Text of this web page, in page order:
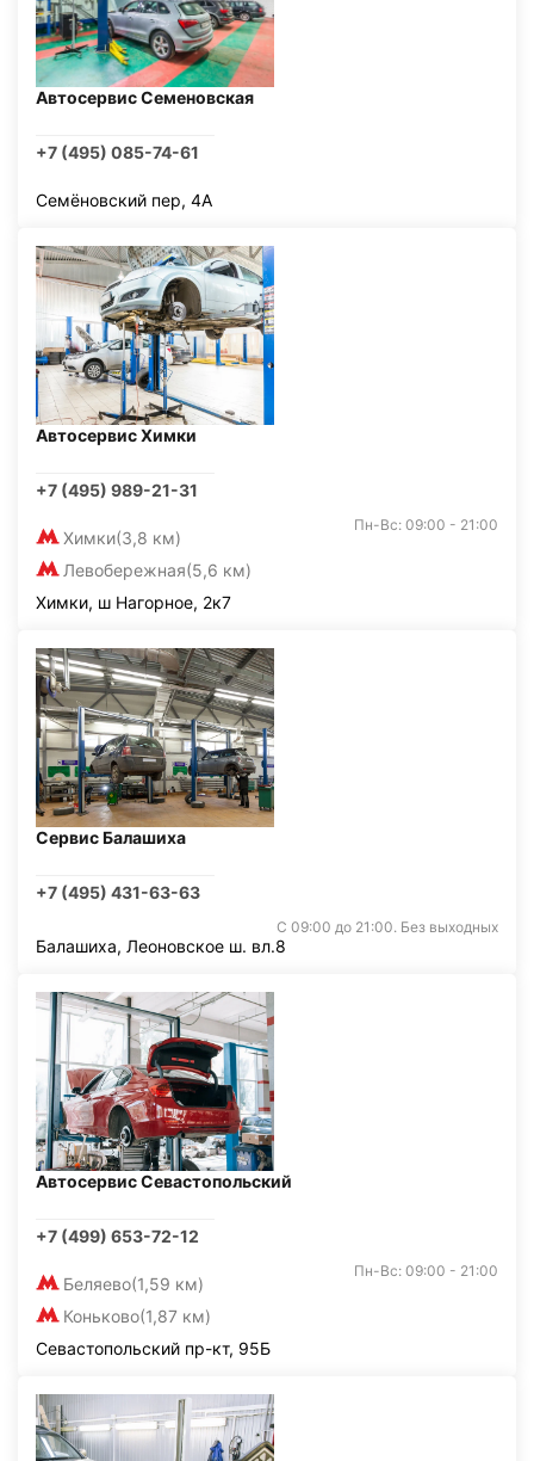
Автосервис Семеновская
+7 (495) 085-74-61
Семёновский пер, 4А
Автосервис Химки
+7 (495) 989-21-31
Химки(3,8 км)
Левобережная(5,6 км)
Пн-Вс: 09:00 - 21:00
Химки, ш Нагорное, 2к7
Сервис Балашиха
+7 (495) 431-63-63
С 09:00 до 21:00. Без выходных
Балашиха, Леоновское ш. вл.8
Автосервис Севастопольский
+7 (499) 653-72-12
Беляево(1,59 км)
Коньково(1,87 км)
Пн-Вс: 09:00 - 21:00
Севастопольский пр-кт, 95Б